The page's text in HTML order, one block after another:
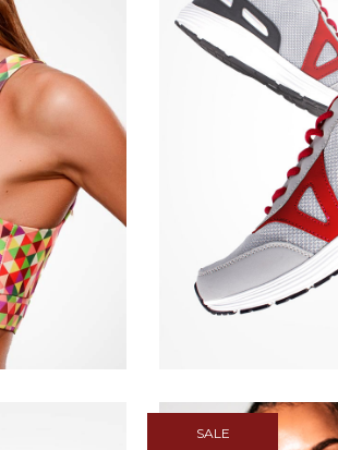
SALE